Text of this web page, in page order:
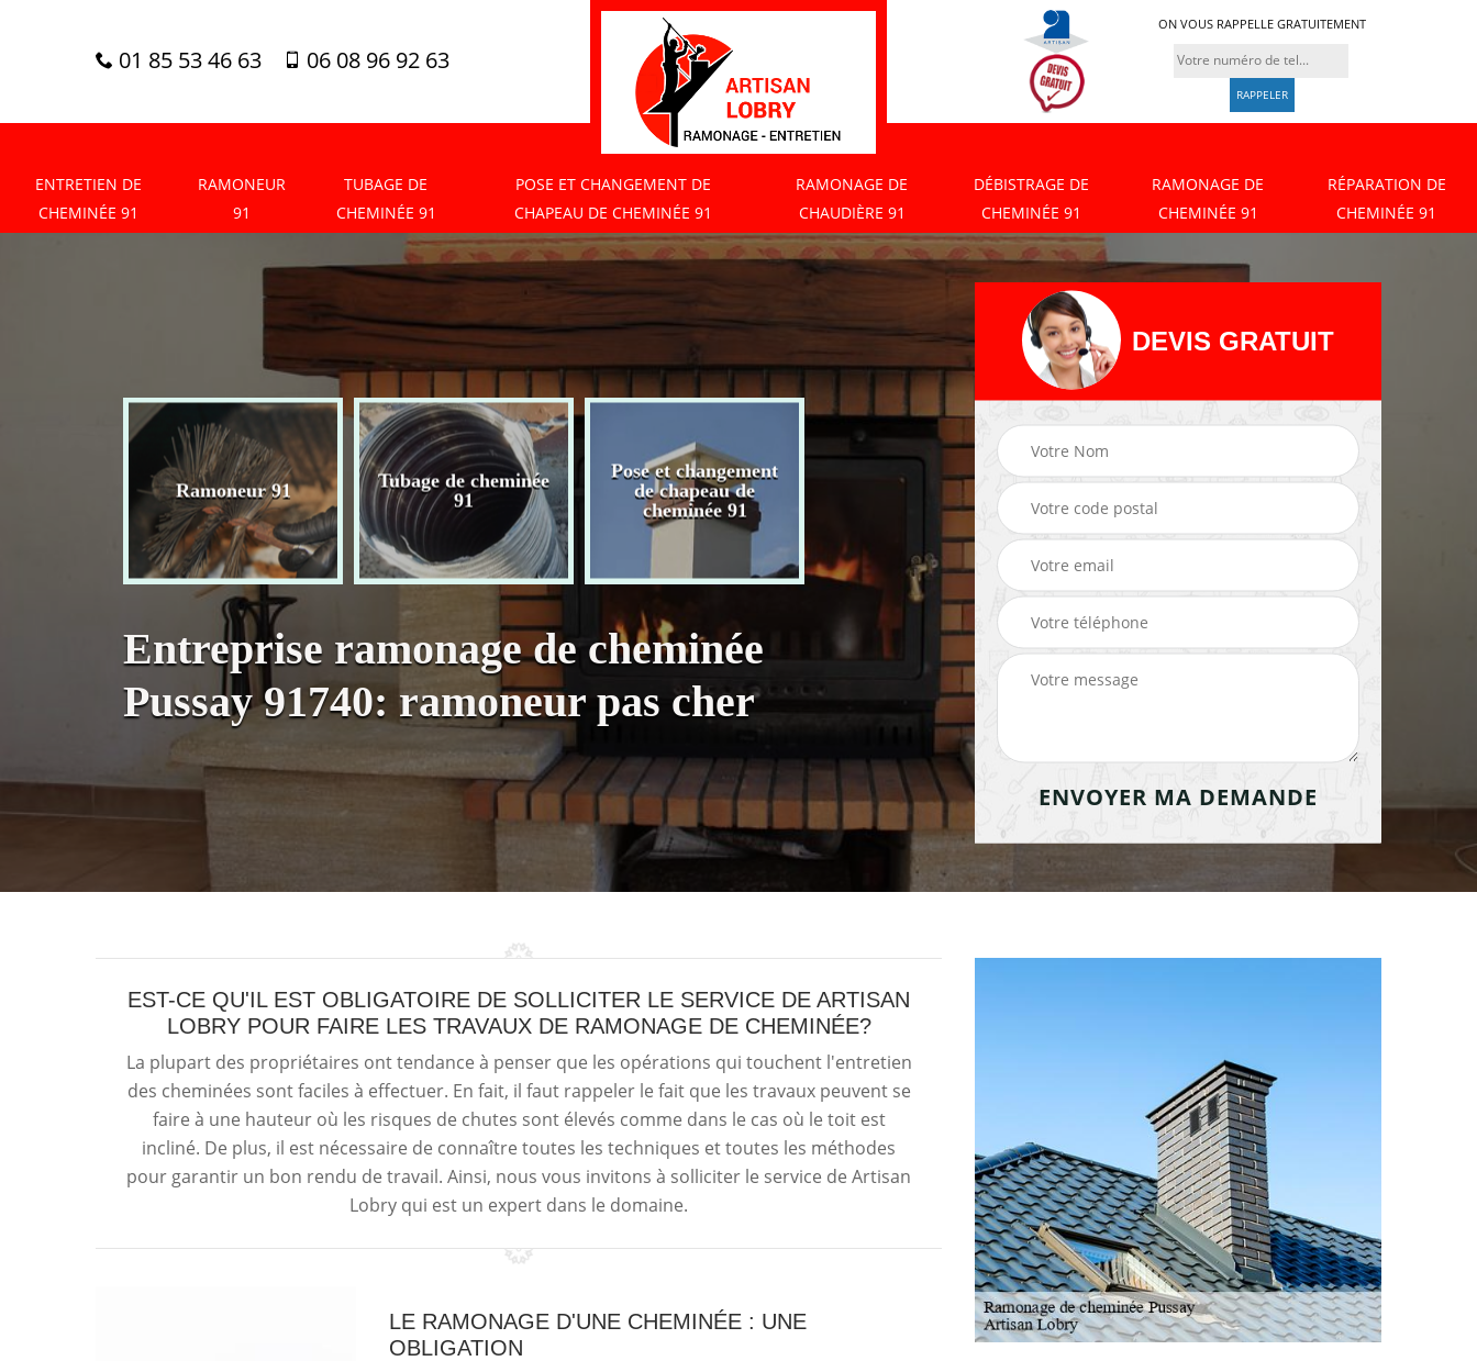
01 85 53 46 63 06 08 96 92 63
ON VOUS RAPPELLE GRATUITEMENT
ENTRETIEN DE
CHEMINÉE 91
RAMONEUR
91
TUBAGE DE
CHEMINÉE 91
POSE ET CHANGEMENT DE
CHAPEAU DE CHEMINÉE 91
RAMONAGE DE
CHAUDIÈRE 91
DÉBISTRAGE DE
CHEMINÉE 91
RAMONAGE DE
CHEMINÉE 91
RÉPARATION DE
CHEMINÉE 91
Ramoneur 91
Tubage de cheminée
91
Pose et changement
de chapeau de
cheminée 91
Ramonage de
chaudière 91
Débistrage de
cheminée 91
Ramonage de
cheminée 91
Entreprise ramonage de cheminée
Pussay 91740: ramoneur pas cher
DEVIS GRATUIT
EST-CE QU'IL EST OBLIGATOIRE DE SOLLICITER LE SERVICE DE ARTISAN
LOBRY POUR FAIRE LES TRAVAUX DE RAMONAGE DE CHEMINÉE?
La plupart des propriétaires ont tendance à penser que les opérations qui touchent l'entretien
des cheminées sont faciles à effectuer. En fait, il faut rappeler le fait que les travaux peuvent se
faire à une hauteur où les risques de chutes sont élevés comme dans le cas où le toit est
incliné. De plus, il est nécessaire de connaître toutes les techniques et toutes les méthodes
pour garantir un bon rendu de travail. Ainsi, nous vous invitons à solliciter le service de Artisan
Lobry qui est un expert dans le domaine.
LE RAMONAGE D'UNE CHEMINÉE : UNE
OBLIGATION